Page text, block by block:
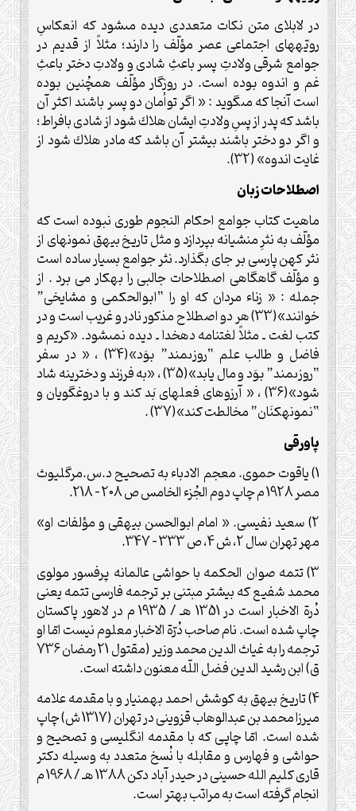
در لابلاى متن نكات متعددى ديده مى‏شود كه انعكاسِ
رويّه‏هاى اجتماعى عصر مؤلّف را دارند؛ مثلاً از قديم در
جوامع شرقى ولادتِ پسر باعثِ شادى و ولادتِ دختر باعثِ
غم و اندوه بوده است. در روزگار مؤلّف هم‏چُنين بوده
است آنجا كه مى‏گويد : « اگر توأمان دو پسر باشند اكثر آن
باشد كه پدر از پسِ ولادتِ ايشان هلاك شود از شادى بافراط؛
و اگر دو دختر باشند بيشتر آن باشد كه مادر هلاك شود از
غايت اندوه» (32).
اصطلاحات زبان
ماهيت كتاب جوامع احكام النجوم طورى نبوده است كه
مؤلّف به نثرِ منشيانه بپردازد و مثل تاريخ بيهق نمونه‏اى از
نثر كهن پارسى بر جاى بگذارد. نثر جوامع بسيار ساده است
و مؤلّف گاه‏گاهى اصطلاحات جالبى ‏را به‏كار مى برد . از
جمله : « زناء مردان كه او را “ابوالحكمى و مشايخى”
خوانند»(33) هر دو اصطلاح مذكور نادر و غريب است و در
كتب لغت ـ مثلاً لغت‏نامه دهخدا ـ ديده نمى‏شود. «كريم و
فاضل و طالب علم “روزى‏مند” بوَد»(34) ، « در سفر
“روزىمند” بوَد و مال يابد»(35) ، «به فرزند و دخترينه شاد
شود»(36) ، « آرزوهاى فعل‏هاى بَد كند و با دروغگويان و
“نمونه‏كنَان” مخالطت كند»(37) .
پاورقى
1) ياقوت حموى. معجم الادباء به تصحيح د.س.مرگليوث
مصر 1928 م چاپ دوم الجُزء الخامس ص 208 – 218.
2) سعيد نفيسى. « امام ابوالحسن بيهقى و مؤلفات او»
مهر تهران سال 2، ش 4، ص 333 – 347.
3) تتمه صوان الحكمه با حواشى عالمانه پرفسور مولوى
محمد شفيع ‏كه بيشتر مبتنى بر ترجمه فارسى تتمه يعنى
دُرة الاخبار است در 1351 هـ / 1935 م در لاهور پاكستان
چاپ شده است. نام صاحب دُرّة الاخبار معلوم نيست امّا او
ترجمه را به غياث الدين محمد وزير (مقتول 21 رمضان 736
ق) ابن رشيد الدين فضل اللّه معنون داشته است.
4) تاريخ بيهق به ‏كوشش احمد بهمنيار و با مقدمه علامه
ميرزا محمد بن ‏عبدالوهاب قزوينى در تهران (1317 ش) چاپ
شده است. امّا چاپى كه با مقدمه انگليسى و تصحيح و
حواشى و فهارس و مقابله با نُسخ متعدد به وسيله دكتر
قارى كليم الله حسينى در حيدر آباد دكن 1388 هـ / 1968 م
انجام گرفته است به مراتب بهتر است.